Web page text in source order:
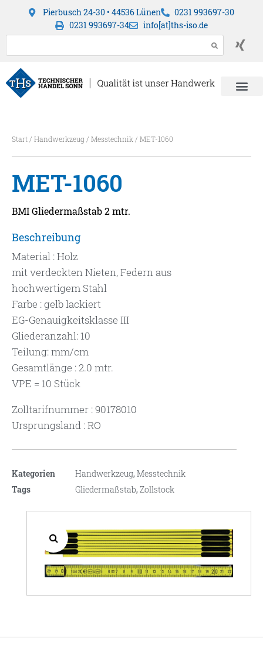
Pierbusch 24-30 • 44536 Lünen
0231 993697-30
0231 993697-34
info[at]ths-iso.de
Start/ Handwerkzeug/ Messtechnik/ MET-1060
MET-1060
BMI Gliedermaßstab 2 mtr.
Beschreibung
Material : Holz
mit verdeckten Nieten, Federn aus
hochwertigem Stahl
Farbe : gelb lackiert
EG-Genauigkeitsklasse III
Gliederanzahl: 10
Teilung: mm/cm
Gesamtlänge : 2.0 mtr.
VPE = 10 Stück
Zolltarifnummer : 90178010
Ursprungsland : RO
Kategorien Handwerkzeug,Messtechnik
Tags
Gliedermaßstab,Zollstock